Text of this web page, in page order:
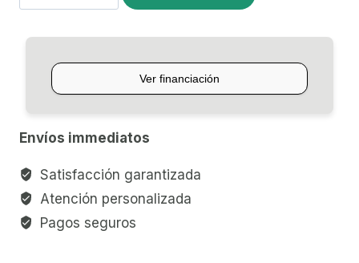
PARA
CARBON/FIBRA
DE
VIDRIO
CFB82344
Envíos immediatos
Satisfacción garantizada
Atención personalizada
Pagos seguros